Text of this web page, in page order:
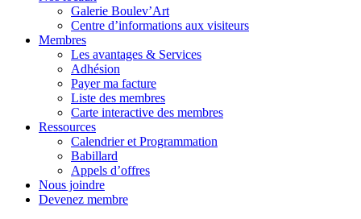
Galerie Boulev’Art
Centre d’informations aux visiteurs
Membres
Les avantages & Services
Adhésion
Payer ma facture
Liste des membres
Carte interactive des membres
Ressources
Calendrier et Programmation
Babillard
Appels d’offres
Nous joindre
Devenez membre